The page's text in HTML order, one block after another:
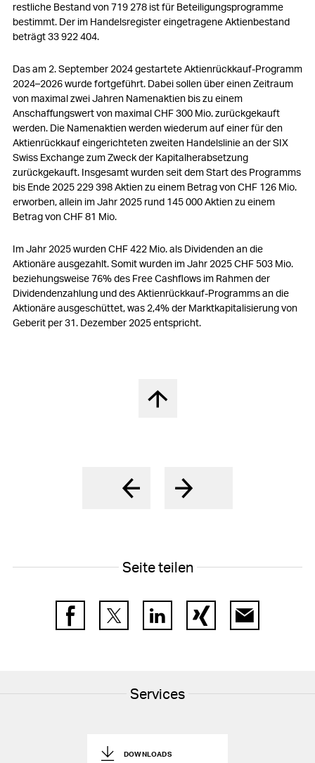
restliche Bestand von 719 278 ist für Beteiligungsprogramme
bestimmt. Der im Handelsregister eingetragene Aktienbestand
beträgt 33 922 404.
Das am 2. September 2024 gestartete Aktienrückkauf-Programm
2024–2026 wurde fortgeführt. Dabei sollen über einen Zeitraum
von maximal zwei Jahren Namenaktien bis zu einem
Anschaffungswert von maximalCHF 300 Mio.zurückgekauft
werden. Die Namenaktien werden wiederum auf einer für den
Aktienrückkauf eingerichteten zweiten Handelslinie an der SIX
Swiss Exchange zum Zweck der Kapitalherabsetzung
zurückgekauft. Insgesamt wurden seit dem Start des Programms
bis Ende 2025 229 398 Aktien zu einem Betrag vonCHF 126 Mio.
erworben, allein im Jahr 2025 rund 145 000 Aktien zu einem
Betrag vonCHF 81 Mio.
Im Jahr 2025 wurdenCHF 422 Mio.als Dividenden an die
Aktionäre ausgezahlt. Somit wurden im Jahr 2025CHF 503 Mio.
beziehungsweise 76% des Free Cashflows im Rahmen der
Dividendenzahlung und des Aktienrückkauf-Programms an die
Aktionäre ausgeschüttet, was 2,4% der Marktkapitalisierung von
Geberit per 31. Dezember 2025 entspricht.
Nach oben springen
Seite teilen
FacebookTwitter LinkedIn Xing E-Mail
Services
DOWNLOADS